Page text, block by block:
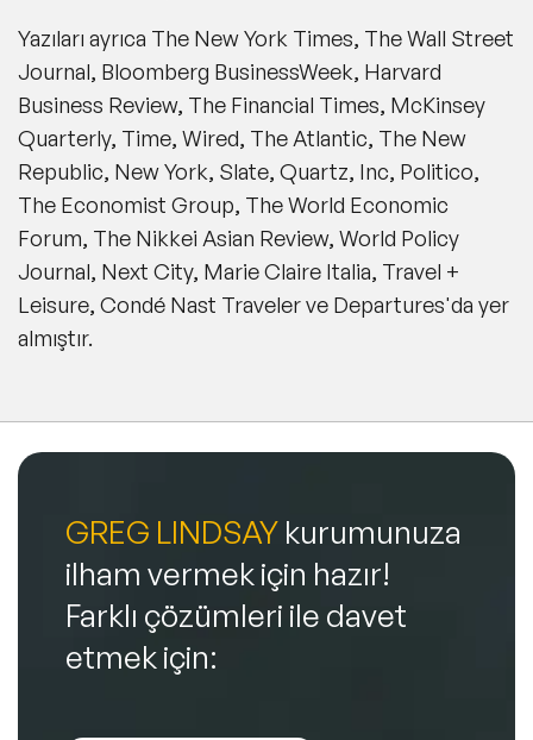
Yazıları ayrıca The New York Times, The Wall Street
Journal, Bloomberg BusinessWeek, Harvard
Business Review, The Financial Times, McKinsey
Quarterly, Time, Wired, The Atlantic, The New
Republic, New York, Slate, Quartz, Inc, Politico,
The Economist Group, The World Economic
Forum, The Nikkei Asian Review, World Policy
Journal, Next City, Marie Claire Italia, Travel +
Leisure, Condé Nast Traveler ve Departures'da yer
almıştır.
GREG LINDSAY kurumunuza
ilham vermek için hazır!
Farklı çözümleri ile davet
etmek için: